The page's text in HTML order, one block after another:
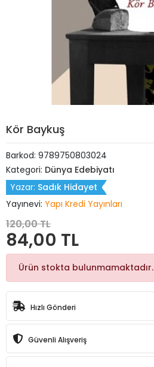
Kör Baykuş
Barkod: 9789750803024
Kategori: Dünya Edebiyatı
Yazar: Sadık Hidayet
Yayınevi: Yapı Kredi Yayınları
120,00 TL
84,00 TL
Ürün stokta bulunmamaktadır.
Hızlı Gönderi
Güvenli Alışveriş